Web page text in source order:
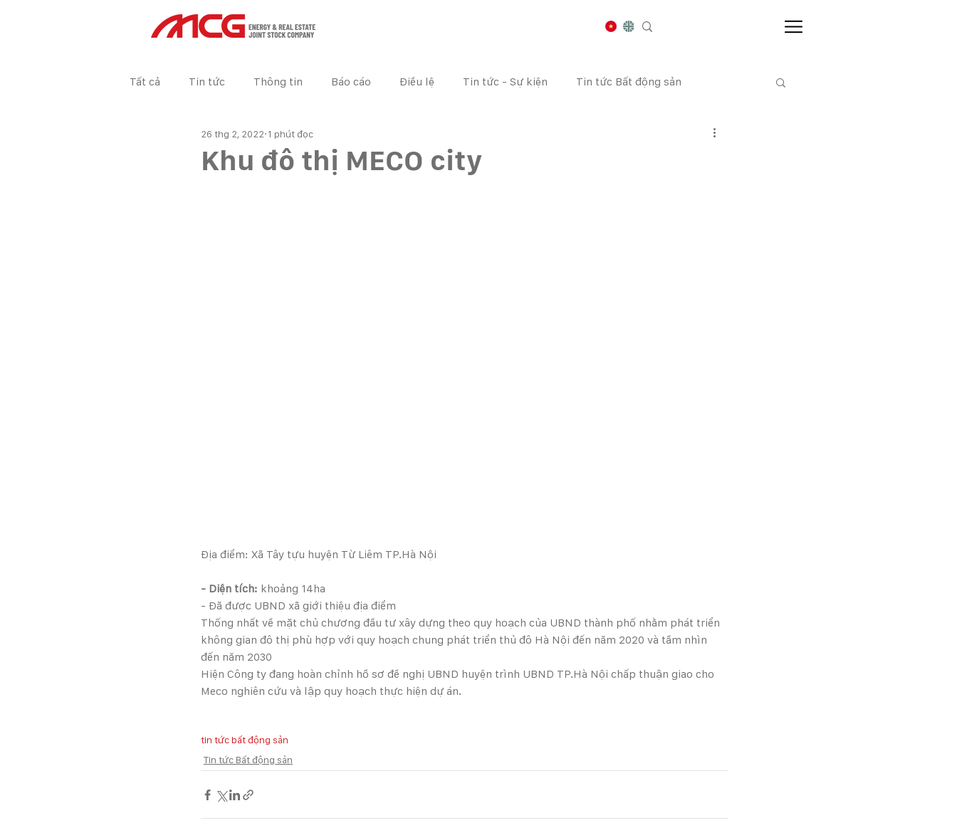
Tất cả Tin tức Thông tin Báo cáo Điều lệ Tin tức - Sự kiện Tin tức Bất động sản
Tin tức Dự án BÁO CÁO TÀI CHÍNH
Khu đô thị MECO city
26 thg 2, 2022 1 phút đọc
Địa điểm: Xã Tây tựu huyện Từ Liêm TP.Hà Nội
- Diện tích: khoảng 14ha
- Đã được UBND xã giới thiệu địa điểm
Thống nhất về mặt chủ chương đầu tư xây dựng theo quy hoạch của UBND thành phố nhằm phát triển
không gian đô thị phù hợp với quy hoạch chung phát triển thủ đô Hà Nội đến năm 2020 và tầm nhìn
đến năm 2030
Hiện Công ty đang hoàn chỉnh hồ sơ đề nghị UBND huyện trình UBND TP.Hà Nội chấp thuận giao cho
Meco nghiên cứu và lập quy hoạch thực hiện dự án.
tin tức bất động sản
Tin tức Bất động sản